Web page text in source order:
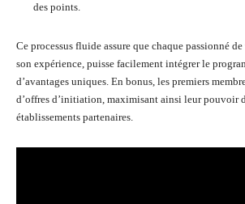
des points.
Ce processus fluide assure que chaque passionné
son expérience, puisse facilement intégrer le
d’avantages uniques. En bonus, les premiers
d’offres d’initiation, maximisant ainsi leur pouvoir
établissements partenaires.